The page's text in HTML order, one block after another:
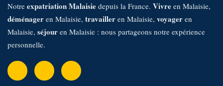
Notre expatriation Malaisie depuis la France. Vivre en Malaisie,
déménager en Malaisie, travailler en Malaisie, voyager en
Malaisie, séjour en Malaisie : nous partageons notre expérience
personnelle.